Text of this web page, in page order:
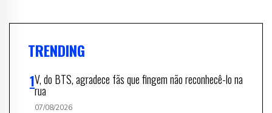
TRENDING
V, do BTS, agradece fãs que fingem não reconhecê-lo na
rua
07/08/2026